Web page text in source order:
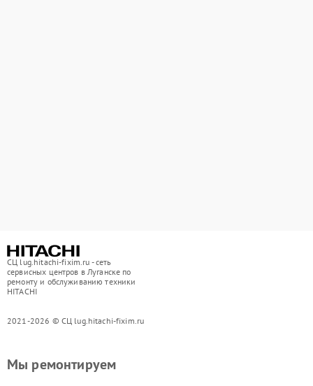
СЦ lug.hitachi-fixim.ru - сеть
сервисных центров в Луганске по
ремонту и обслуживанию техники
HITACHI
2021-2026 © СЦ lug.hitachi-fixim.ru
Мы ремонтируем